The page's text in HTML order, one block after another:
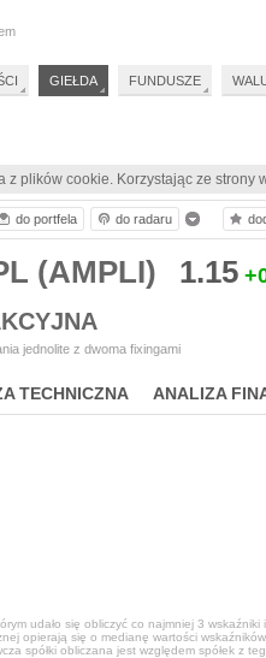
z plików cookie. Korzystając ze
(AMPLI) 1.15
jednolite z dwoma fixingami
TECHNICZNA ANALIZA
udało się obliczyć co najmniej 3 wskaźniki
opierają się o medianę wartości wskaźników.
spółki obliczana jest względem spółek z
do portfela do radaru
GIEŁDA FUNDUSZE